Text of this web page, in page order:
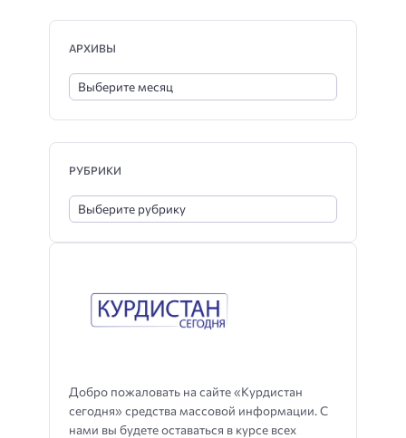
Добро пожаловать на сайте «Курдистан
сегодня» средства массовой информации. С
нами вы будете оставаться в курсе всех
АРХИВЫ
РУБРИКИ